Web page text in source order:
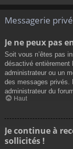
Messagerie
Je ne peux pas
Soit vous n’êtes pas
désactivé entièrement
administrateur ou un
des messages privés.
administrateur du
Haut
Je continue à
sollicités !